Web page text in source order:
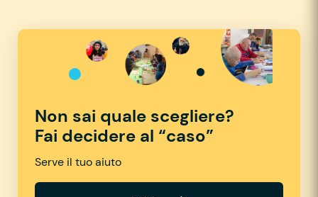
Non sai quale scegliere?
Fai decidere al “caso”
Serve il tuo aiuto